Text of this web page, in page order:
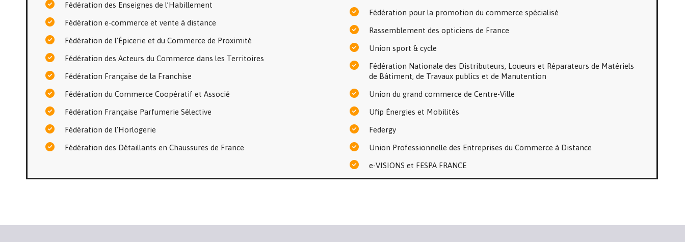
Fédération des Enseignes de l’Habillement
Fédération e-commerce et vente à distance
Fédération de l’Épicerie et du Commerce de Proximité
Fédération des Acteurs du Commerce dans les Territoires
Fédération Française de la Franchise
Fédération du Commerce Coopératif et Associé
Fédération Française Parfumerie Sélective
Fédération de l’Horlogerie
Fédération des Détaillants en Chaussures de France
Fédération pour la promotion du commerce spécialisé
Rassemblement des opticiens de France
Union sport & cycle
Fédération Nationale des Distributeurs, Loueurs et Réparateurs de Matériels
de Bâtiment, de Travaux publics et de Manutention
Union du grand commerce de Centre-Ville
Ufip Énergies et Mobilités
Federgy
Union Professionnelle des Entreprises du Commerce à Distance
e-VISIONS et FESPA FRANCE